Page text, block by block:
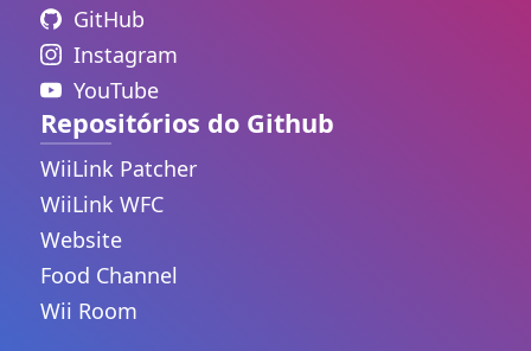
GitHub
Instagram
YouTube
Repositórios do Github
WiiLink Patcher
WiiLink WFC
Website
Food Channel
Wii Room